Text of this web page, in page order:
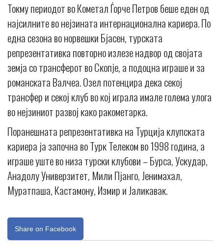
Токму периодот во Кометал Ѓорче Петров беше еден од
најсилните во нејзината интернационална кариера. По
една сезона во норвешки Бјасен, турската
репрезентативка повторно излезе надвор од својата
земја со трансферот во Скопје, а подоцна играше и за
романската Валчеа. Озел потенцира дека секој
трансфер и секој клуб во кој играла имале голема улога
во нејзиниот развој како ракометарка.
Поранешната репрезентативка на Турција клупската
кариера ја започна во Турк Телеком во 1998 година, а
играше уште во низа турски клубови – Бурса, Ускудар,
Анадолу Универзитет, Мили Пјанго, Јенимахал,
Муратпаша, Кастамону, Измир и Јаликавак.
Share on Facebook